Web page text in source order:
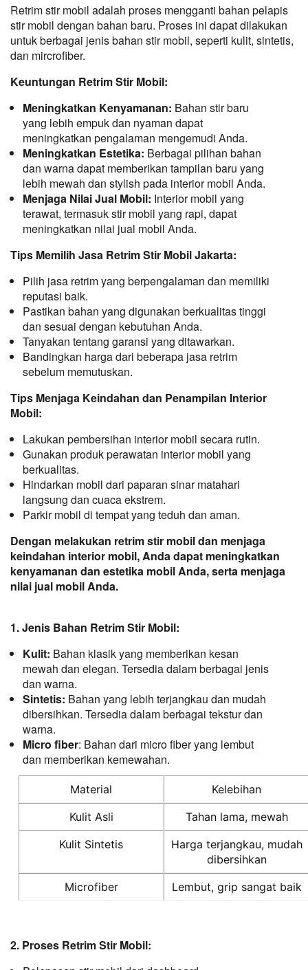
Retrim stir mobil adalah proses mengganti bahan pelapis
stir mobil dengan bahan baru. Proses ini dapat dilakukan
untuk berbagai jenis bahan stir mobil, seperti kulit, sintetis,
dan mircrofiber.
Keuntungan Retrim Stir Mobil:
Meningkatkan Kenyamanan: Bahan stir baru
yang lebih empuk dan nyaman dapat
meningkatkan pengalaman mengemudi Anda.
Meningkatkan Estetika: Berbagai pilihan bahan
dan warna dapat memberikan tampilan baru yang
lebih mewah dan stylish pada interior mobil Anda.
Menjaga Nilai Jual Mobil: Interior mobil yang
terawat, termasuk stir mobil yang rapi, dapat
meningkatkan nilai jual mobil Anda.
Tips Memilih Jasa Retrim Stir Mobil Jakarta:
Pilih jasa retrim yang berpengalaman dan memiliki
reputasi baik.
Pastikan bahan yang digunakan berkualitas tinggi
dan sesuai dengan kebutuhan Anda.
Tanyakan tentang garansi yang ditawarkan.
Bandingkan harga dari beberapa jasa retrim
sebelum memutuskan.
Tips Menjaga Keindahan dan Penampilan Interior
Mobil:
Lakukan pembersihan interior mobil secara rutin.
Gunakan produk perawatan interior mobil yang
berkualitas.
Hindarkan mobil dari paparan sinar matahari
langsung dan cuaca ekstrem.
Parkir mobil di tempat yang teduh dan aman.
Dengan melakukan retrim stir mobil dan menjaga
keindahan interior mobil, Anda dapat meningkatkan
kenyamanan dan estetika mobil Anda, serta menjaga
nilai jual mobil Anda.
1. Jenis Bahan Retrim Stir Mobil:
Kulit: Bahan klasik yang memberikan kesan
mewah dan elegan. Tersedia dalam berbagai jenis
dan warna.
Sintetis: Bahan yang lebih terjangkau dan mudah
dibersihkan. Tersedia dalam berbagai tekstur dan
warna.
Micro fiber: Bahan dari micro fiber yang lembut
dan memberikan kemewahan.
Material
Kelebihan
Kulit Asli
Tahan lama, mewah
Kulit Sintetis
Harga terjangkau, mudah
dibersihkan
Microfiber
Lembut, grip sangat baik
2. Proses Retrim Stir Mobil: